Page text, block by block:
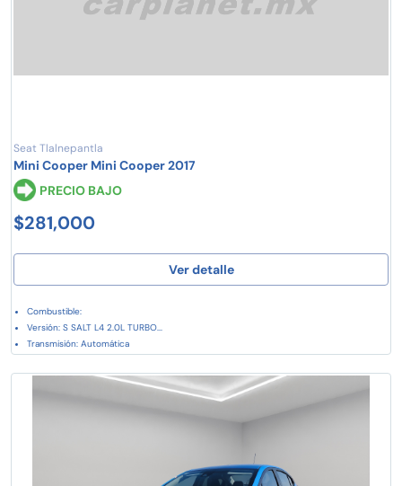
Seat Tlalnepantla
Mini Cooper Mini Cooper 2017
PRECIO BAJO
$281,000
Ver detalle
Combustible:
Versión: S SALT L4 2.0L TURBO...
Transmisión: Automática